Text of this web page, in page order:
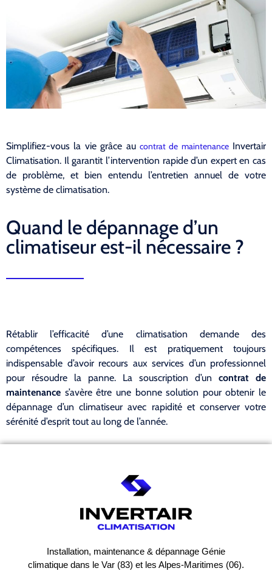
Simplifiez-vous la vie grâce au contrat de maintenanceInvertair
Climatisation. Il garantit l’intervention rapide d’un expert en cas
de problème, et bien entendu l’entretien annuel de votre
système de climatisation.
Quand le dépannage d’un
climatiseur est-il nécessaire ?
Rétablir l’efficacité d’une climatisation demande des
compétences spécifiques. Il est pratiquement toujours
indispensable d’avoir recours aux services d’un professionnel
pour résoudre la panne. La souscription d’un contrat de
maintenance s’avère être une bonne solution pour obtenir le
dépannage d’un climatiseur avec rapidité et conserver votre
sérénité d’esprit tout au long de l’année.
Installation, maintenance & dépannage Génie
climatique dans le Var (83) et les Alpes-Maritimes (06).